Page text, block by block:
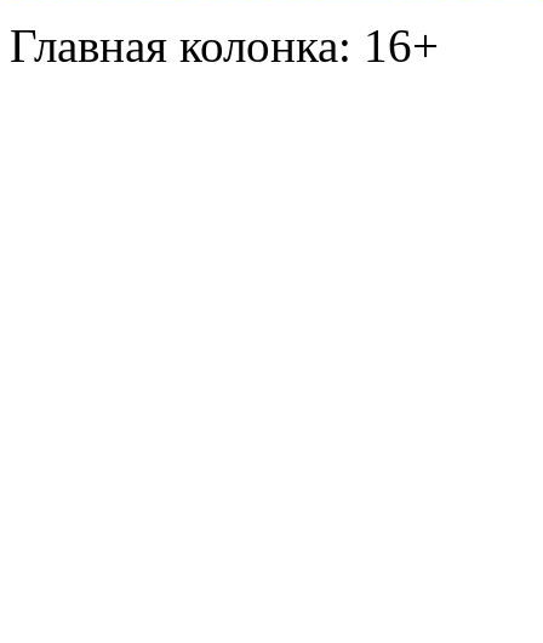
Главная колонка: 16+